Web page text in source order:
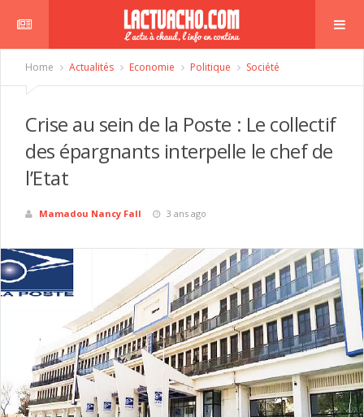
Home Actualités Economie Politique Société
Crise au sein de la Poste : Le collectif
des épargnants interpelle le chef de
l’Etat
Mamadou Nancy Fall 3 ans ago